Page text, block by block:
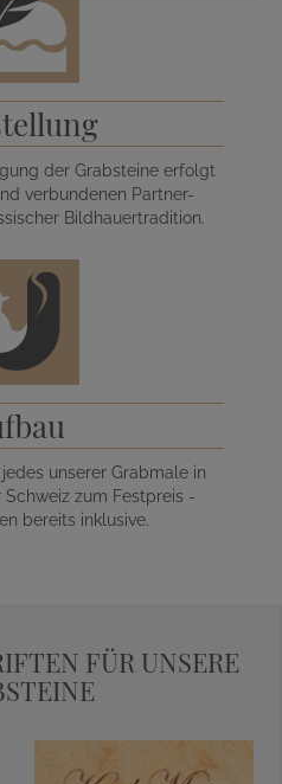
der Grabsteine erfolgt
verbundenen Partner-
Bildhauertradition.
unserer Grabmale in
zum Festpreis -
bereits inklusive.
FÜR UNSERE